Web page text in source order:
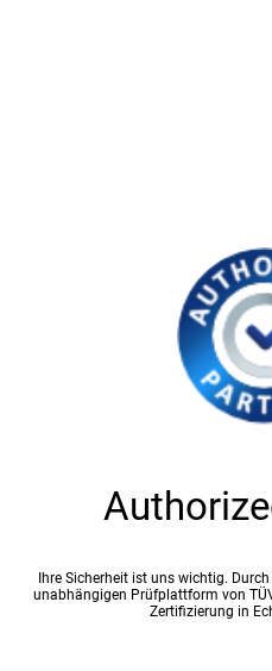
Ihre Sicherheit ist uns wichtig.
unabhängigen Prüfplattform von
Zertifizierung in